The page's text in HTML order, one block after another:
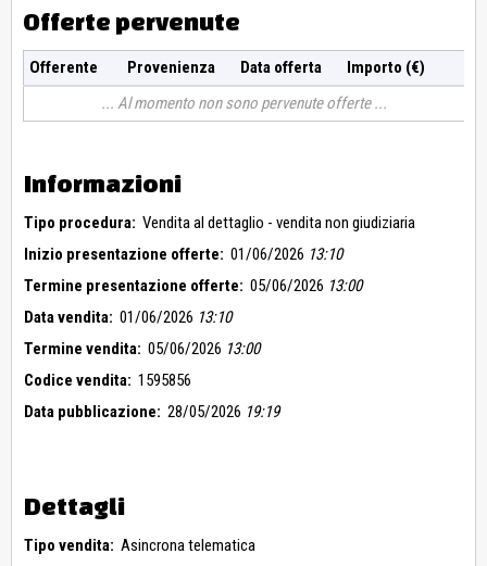
Offerte pervenute
Offerente Provenienza Data offerta
Importo (€)
Al momento non sono pervenute offerte
Informazioni
Tipo procedura: Vendita al dettaglio - vendita non giudiziaria
Inizio presentazione offerte: 01/06/2026 13:10
Termine presentazione offerte: 05/06/2026 13:00
Data vendita: 01/06/2026 13:10
Termine vendita: 05/06/2026 13:00
Codice vendita: 1595856
Data pubblicazione: 28/05/2026 19:19
Dettagli
Tipo vendita: Asincrona telematica